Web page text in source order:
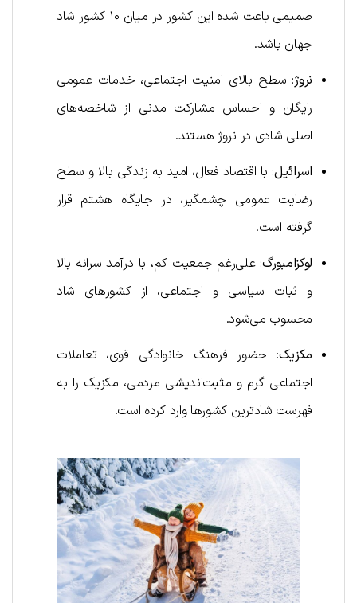
صمیمی باعث شده این کشور در میان ۱۰ کشور شاد
جهان باشد.
نروژ: سطح بالای امنیت اجتماعی، خدمات عمومی
رایگان و احساس مشارکت مدنی از شاخصه‌های
اصلی شادی در نروژ هستند.
اسرائیل: با اقتصاد فعال، امید به زندگی بالا و سطح
رضایت عمومی چشمگیر، در جایگاه هشتم قرار
گرفته است.
لوکزامبورگ: علی‌رغم جمعیت کم، با درآمد سرانه بالا
و ثبات سیاسی و اجتماعی، از کشورهای شاد
محسوب می‌شود.
مکزیک: حضور فرهنگ خانوادگی قوی، تعاملات
اجتماعی گرم و مثبت‌اندیشی مردمی، مکزیک را به
فهرست شادترین کشورها وارد کرده است.